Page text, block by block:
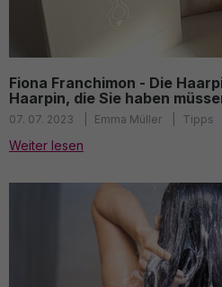
Fiona Franchimon - Die
Haarpin, die Sie haben
07. 07. 2023 Emma Müller Tipps
Weiter lesen